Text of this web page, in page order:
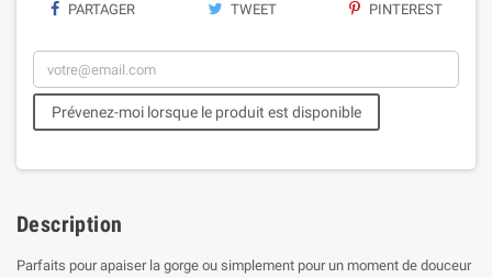
PARTAGER TWEET PINTEREST
Prévenez-moi lorsque le produit est disponible
Description
Parfaits pour apaiser la gorge ou simplement pour un moment de douceur